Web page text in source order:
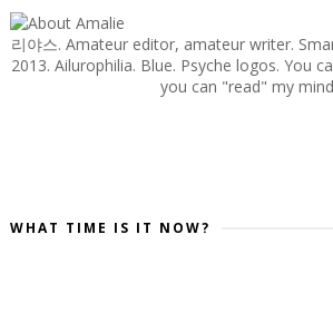
리야스. Amateur editor, amateur writer.
2013. Ailurophilia. Blue. Psyche logos. You
you can "read" my
WHAT TIME IS IT NOW?